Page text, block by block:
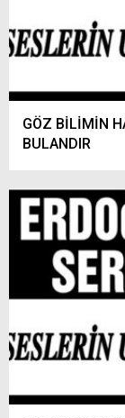
GÖZ BİLİMİN
BULANDIR